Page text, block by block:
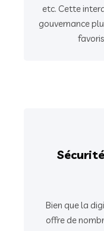
etc. Cette
gouvernance
Bien que la
offre de